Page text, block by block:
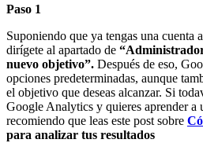
Paso 1
Suponiendo que ya tengas una cuenta
dirígete al apartado de
nuevo objetivo”. Después de eso,
opciones predeterminadas, aunque
el objetivo que deseas alcanzar. Si
Google Analytics y quieres aprender a
recomiendo que leas este post sobre
para analizar tus resultados